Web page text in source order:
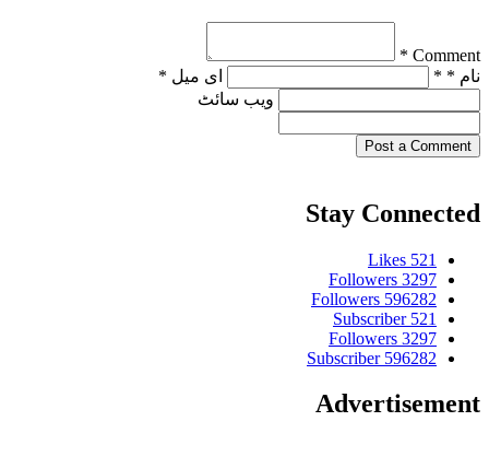
Comment *
نام * *
ای میل *
ویب‌ سائٹ
Post a Comment
Stay Connected
521
Likes
3297
Followers
596282
Followers
521
Subscriber
3297
Followers
596282
Subscriber
Advertisement